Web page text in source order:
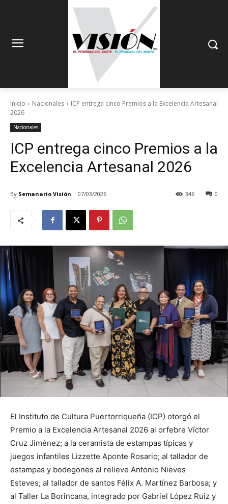
Inicio Nacionales
ICP entrega cinco Premios a la Excelencia Artesanal
2026
Nacionales
ICP entrega cinco Premios a la
Excelencia Artesanal 2026
By Semanario Visión 07/03/2026 0
346
El Instituto de Cultura Puertorriqueña (ICP) otorgó el
Premio a la Excelencia Artesanal 2026 al orfebre Víctor
Cruz Jiménez; a la ceramista de estampas típicas y
juegos infantiles Lizzette Aponte Rosario; al tallador de
estampas y bodegones al relieve Antonio Nieves
Esteves; al tallador de santos Félix A. Martínez Barbosa; y
al Taller La Borincana, integrado por Gabriel López Ruiz y